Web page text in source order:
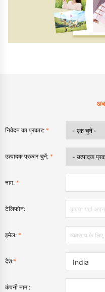
अब
निवेदन का प्रकार: *
उत्पादक प्रकार चुनें: *
नाम: *
टेलिफोन:
इमेल: *
देश:* India
कंपनी नाम :